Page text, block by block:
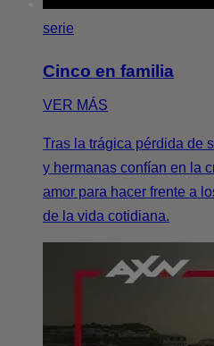
serie
Cinco en familia
VER MÁS
Tras la trágica pérdida de
y hermanas confían en la
amor para hacer frente a
de la vida cotidiana.